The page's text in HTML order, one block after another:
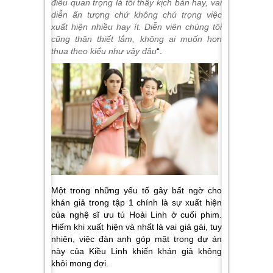
điều quan trọng là tôi thấy kịch bản hay, vai
diễn ấn tượng chứ không chú trọng việc
xuất hiện nhiều hay ít. Diễn viên chúng tôi
cũng thân thiết lắm, không ai muốn hơn
thua theo kiểu như vậy đâu“.
Một trong những yếu tố gây bất ngờ cho
khán giả trong tập 1 chính là sự xuất hiện
của nghệ sĩ ưu tú Hoài Linh ở cuối phim.
Hiếm khi xuất hiện và nhất là vai giả gái, tuy
nhiên, việc đàn anh góp mặt trong dự án
này của Kiều Linh khiến khán giả không
khỏi mong đợi.